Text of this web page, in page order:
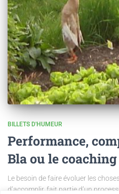
BILLETS D'HUMEUR
Performance,
Bla ou le
Le besoin de faire évoluer les
d’accomplir, fait partie d’un